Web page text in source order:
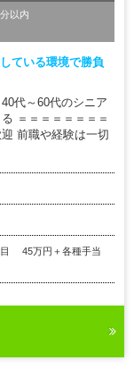
以内
ている環境で勝負
代～60代のシニア
＝＝＝＝＝＝＝＝
前職や経験は一切
目 45万円＋各種手当